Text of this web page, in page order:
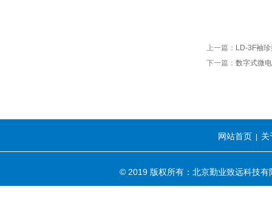
上一篇： LD-3F袖
下一篇： 数字式微
网站首页 关
© 2019 版权所有：北京勤业致远科技